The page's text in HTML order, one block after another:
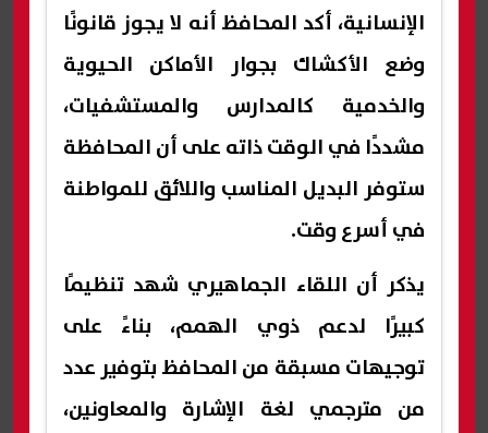
الإنسانية، أكد المحافظ أنه لا يجوز قانونًا
وضع الأكشاك بجوار الأماكن الحيوية
والخدمية كالمدارس والمستشفيات،
مشددًا في الوقت ذاته على أن المحافظة
ستوفر البديل المناسب واللائق للمواطنة
في أسرع وقت.
يذكر أن اللقاء الجماهيري شهد تنظيمًا
كبيرًا لدعم ذوي الهمم، بناءً على
توجيهات مسبقة من المحافظ بتوفير عدد
من مترجمي لغة الإشارة والمعاونين،